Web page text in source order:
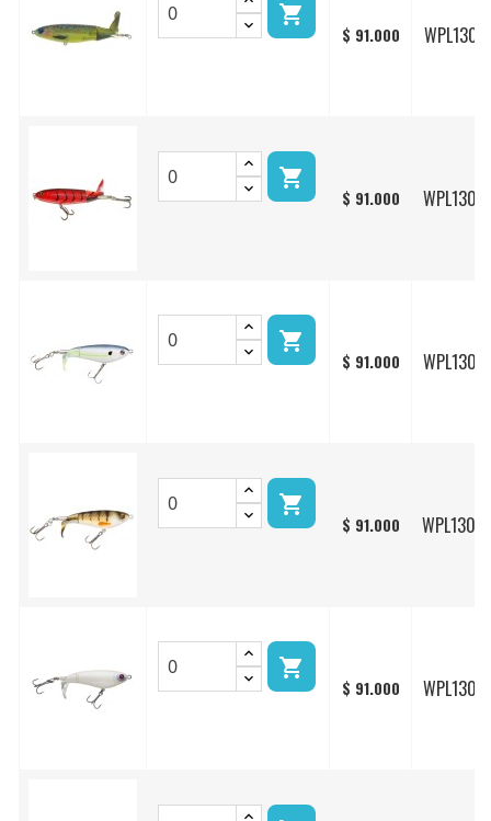

$ 91.000 WPL130/

$ 91.000 WPL130/

$ 91.000 WPL130/

$ 91.000 WPL130/

$ 91.000 WPL130/